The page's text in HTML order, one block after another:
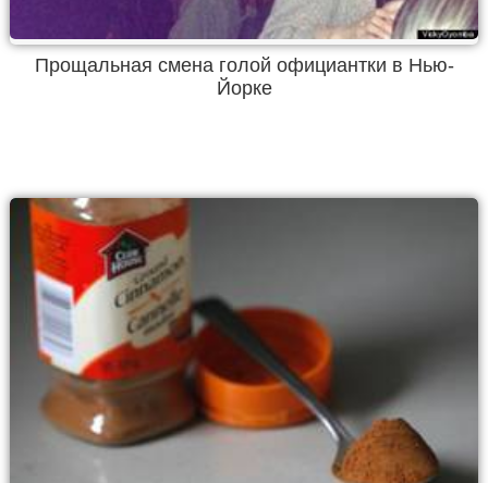
Прощальная смена голой официантки в Нью-
Йорке